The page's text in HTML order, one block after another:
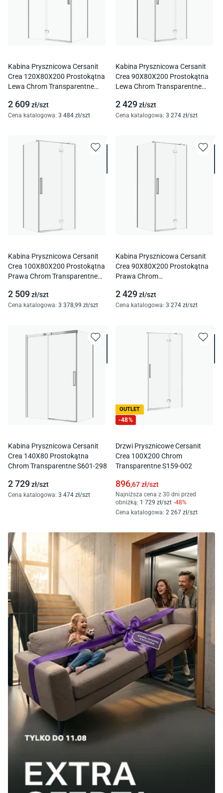
Kabina Prysznicowa Cersanit
Crea 120X80X200 Prostokątna
Lewa Chrom Transparentne
2 609zł/szt
Cena katalogowa: 3 484 zł/szt
Kabina Prysznicowa Cersanit
Crea 90X80X200 Prostokątna
Lewa Chrom Transparentne
2 429zł/szt
Cena katalogowa: 3 274 zł/szt
Kabina Prysznicowa Cersanit
Crea 100X80X200 Prostokątna
Prawa Chrom Transparentne
2 509zł/szt
Cena katalogowa: 3 378 ,99 zł/szt
Kabina Prysznicowa Cersanit
Crea 90X80X200 Prostokątna
Prawa Chrom
2 429zł/szt
Cena katalogowa: 3 274 zł/szt
Kabina Prysznicowa Cersanit
Crea 140X80 Prostokątna
Chrom Transparentne S601-298
2 729zł/szt
Cena katalogowa: 3 474 zł/szt
OUTLET
-48%
Drzwi Prysznicowe Cersanit
Crea 100X200 Chrom
Transparentne S159-002
896,67zł/szt
Najniższa cena z 30 dni przed
obniżką: 1 729 zł/szt -48%
Cena katalogowa: 2 267 zł/szt